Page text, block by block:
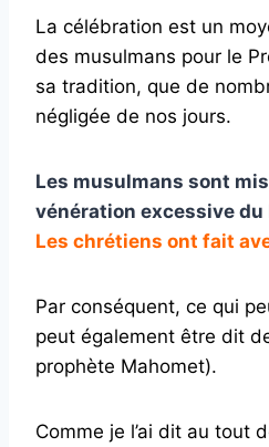
La célébration est un
des musulmans pour le
sa tradition, que de
négligée de nos jours.
Les musulmans sont
vénération excessive du
Les chrétiens ont fait
Par conséquent, ce qui
peut également être dit
prophète Mahomet).
Comme je l’ai dit au tout